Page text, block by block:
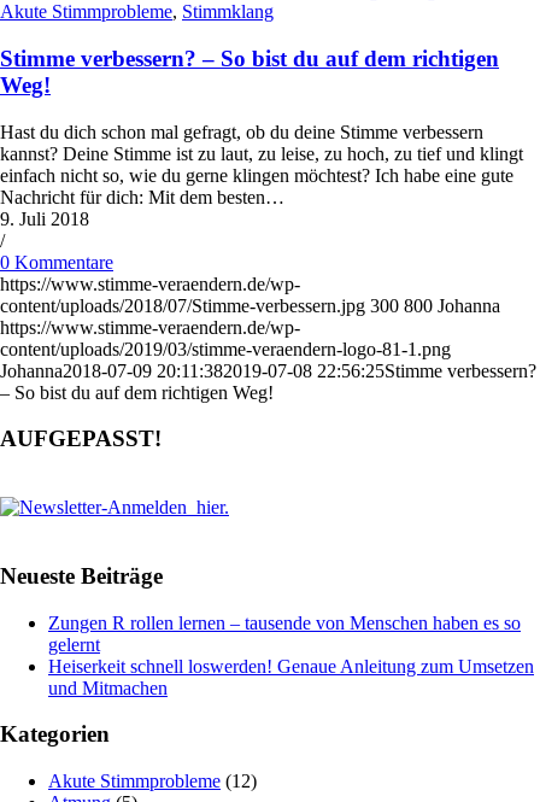
Akute Stimmprobleme, Stimmklang
Stimme verbessern? – So bist du auf dem richtigen
Weg!
Hast du dich schon mal gefragt, ob du deine Stimme verbessern
kannst? Deine Stimme ist zu laut, zu leise, zu hoch, zu tief und klingt
einfach nicht so, wie du gerne klingen möchtest? Ich habe eine gute
Nachricht für dich: Mit dem besten…
9. Juli 2018
/
0 Kommentare
https://www.stimme-veraendern.de/wp-
content/uploads/2018/07/Stimme-verbessern.jpg 300 800 Johanna
https://www.stimme-veraendern.de/wp-
content/uploads/2019/03/stimme-veraendern-logo-81-1.png
Johanna2018-07-09 20:11:382019-07-08 22:56:25Stimme verbessern?
– So bist du auf dem richtigen Weg!
AUFGEPASST!
Neueste Beiträge
Zungen R rollen lernen – tausende von Menschen haben es so
gelernt
Heiserkeit schnell loswerden! Genaue Anleitung zum Umsetzen
und Mitmachen
Kategorien
Akute Stimmprobleme (12)